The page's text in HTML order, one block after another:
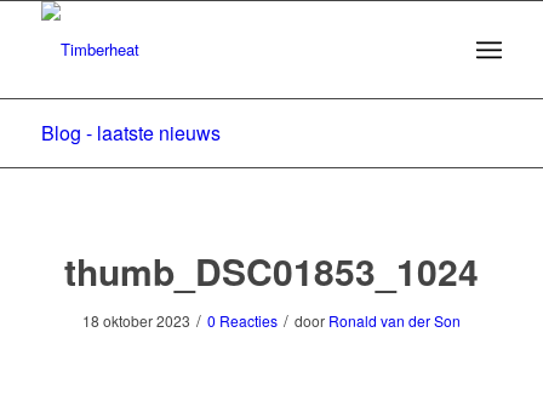
Blog - laatste nieuws
thumb_DSC01853_1024
18 oktober 2023 / 0 Reacties / door Ronald van der Son